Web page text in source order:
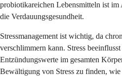
probiotikareichen Lebensmitteln ist
die Verdauungsgesundheit.
Stressmanagement ist wichtig, da
verschlimmern kann. Stress
Entzündungswerte im gesamten
Bewältigung von Stress zu finden,